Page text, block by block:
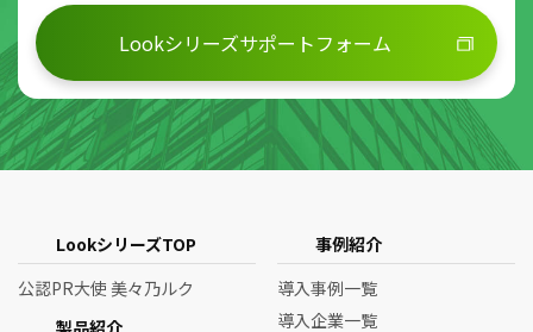
Lookシリーズサポートフォーム
LookシリーズTOP
公認PR大使 美々乃ルク
事例紹介
導入事例一覧
導入企業一覧